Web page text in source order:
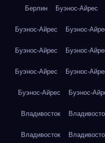
Берлин Буэнос-Айрес
Буэнос-Айрес Буэнос-
Буэнос-Айрес Буэнос-
Буэнос-Айрес Буэнос-
Буэнос-Айрес Буэнос-
Владивосток
Владивосток